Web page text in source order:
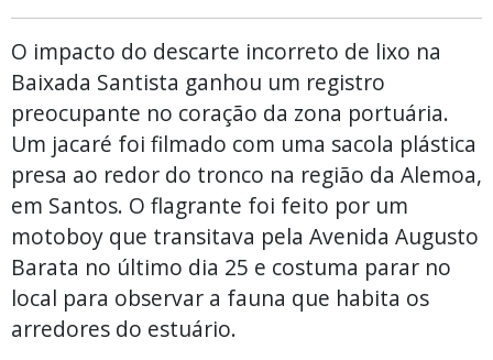
O impacto do descarte incorreto de lixo na
Baixada Santista ganhou um registro
preocupante no coração da zona portuária.
Um jacaré foi filmado com uma sacola plástica
presa ao redor do tronco na região da Alemoa,
em Santos. O flagrante foi feito por um
motoboy que transitava pela Avenida Augusto
Barata no último dia 25 e costuma parar no
local para observar a fauna que habita os
arredores do estuário.